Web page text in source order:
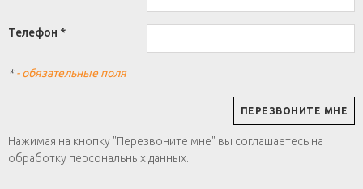
Телефон *
*- обязательные поля
Нажимая на кнопку "Перезвоните мне" вы соглашаетесь на
обработку персональных данных.